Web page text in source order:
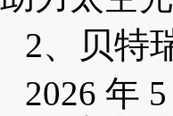
2、 贝特
2026 年